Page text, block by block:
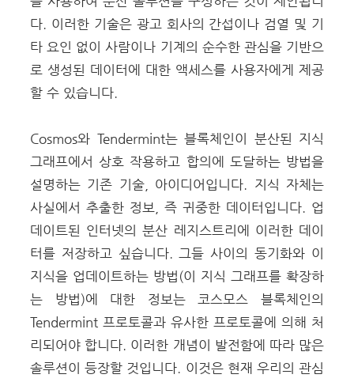
다. 이러한 기술은 광고 회사의 간섭이나 검열 및 기
타 요인 없이 사람이나 기계의 순수한 관심을 기반으
로 생성된 데이터에 대한 액세스를 사용자에게 제공
할 수 있습니다.
Cosmos와 Tendermint는 블록체인이 분산된 지식
그래프에서 상호 작용하고 합의에 도달하는 방법을
설명하는 기존 기술, 아이디어입니다. 지식 자체는
사실에서 추출한 정보, 즉 귀중한 데이터입니다. 업
데이트된 인터넷의 분산 레지스트리에 이러한 데이
터를 저장하고 싶습니다. 그들 사이의 동기화와 이
지식을 업데이트하는 방법(이 지식 그래프를 확장하
는 방법)에 대한 정보는 코스모스 블록체인의
Tendermint 프로토콜과 유사한 프로토콜에 의해 처
리되어야 합니다. 이러한 개념이 발전함에 따라 많은
솔루션이 등장할 것입니다. 이것은 현재 우리의 관심